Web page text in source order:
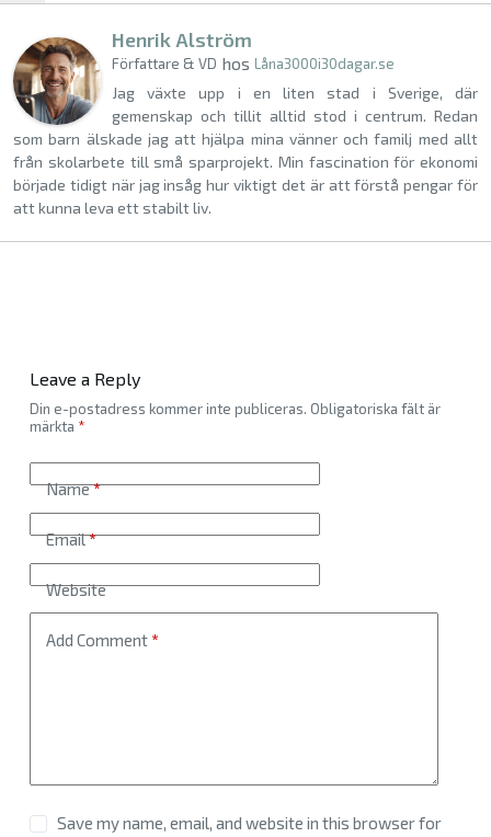
Henrik Alström
Författare & VD hos Låna3000i30dagar.se
Jag växte upp i en liten stad i Sverige, där
gemenskap och tillit alltid stod i centrum. Redan
som barn älskade jag att hjälpa mina vänner och familj med allt
från skolarbete till små sparprojekt. Min fascination för ekonomi
började tidigt när jag insåg hur viktigt det är att förstå pengar för
att kunna leva ett stabilt liv.
Leave a Reply
Din e-postadress kommer inte publiceras. Obligatoriska fält är
märkta *
Name*
Email*
Website
Add Comment*
Save my name, email, and website in this browser for